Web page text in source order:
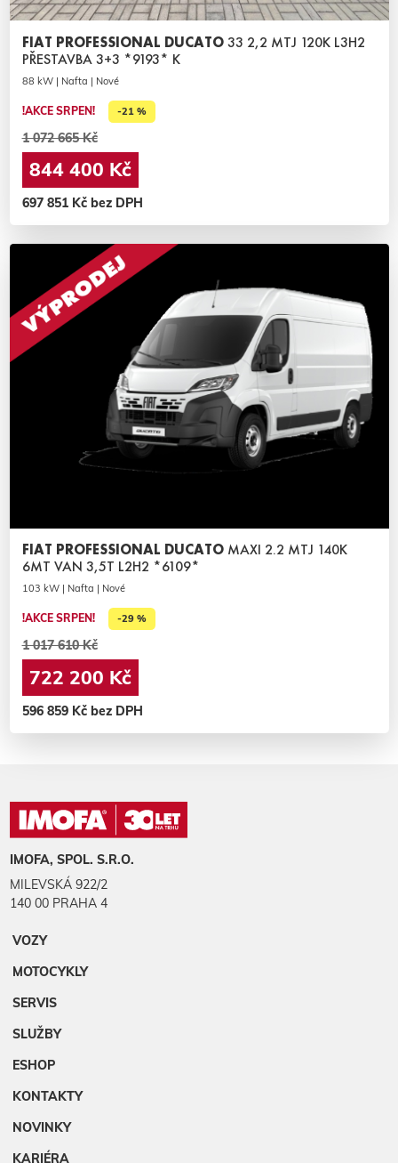
FIAT PROFESSIONAL DUCATO33 2,2 MTJ 120K L3H2
PŘESTAVBA 3+3 *9193* K
88 kW | Nafta | Nové
!AKCE SRPEN! -21 %
1 072 665 Kč
844 400 Kč
697 851 Kč bez DPH
FIAT PROFESSIONAL DUCATO MAXI 2.2 MTJ 140K
6MT VAN 3,5T L2H2 *6109*
103 kW | Nafta | Nové
!AKCE SRPEN! -29 %
1 017 610 Kč
722 200 Kč
596 859 Kč bez DPH
IMOFA, SPOL. S.R.O.
MILEVSKÁ 922/2
140 00 PRAHA 4
VOZY
MOTOCYKLY
SERVIS
SLUŽBY
ESHOP
KONTAKTY
NOVINKY
KARIÉRA